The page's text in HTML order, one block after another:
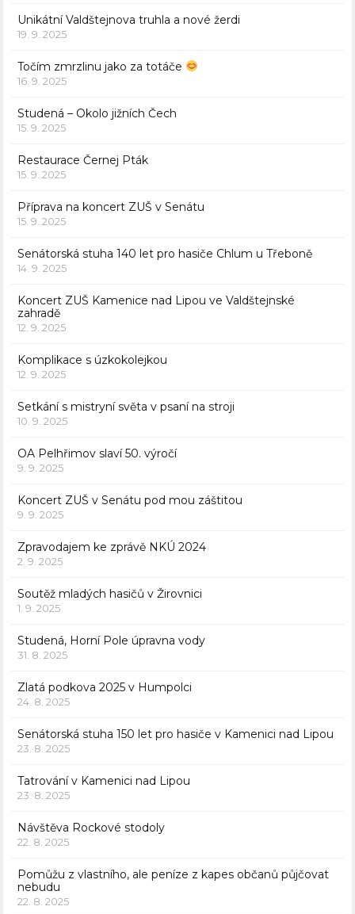
Unikátní Valdštejnova truhla a nové žerdi
19. 9. 2025
Točím zmrzlinu jako za totáče
16. 9. 2025
Studená – Okolo jižních Čech
15. 9. 2025
Restaurace Černej Pták
15. 9. 2025
Příprava na koncert ZUŠ v Senátu
15. 9. 2025
Senátorská stuha 140 let pro hasiče Chlum u Třeboně
14. 9. 2025
Koncert ZUŠ Kamenice nad Lipou ve Valdštejnské
zahradě
12. 9. 2025
Komplikace s úzkokolejkou
12. 9. 2025
Setkání s mistryní světa v psaní na stroji
10. 9. 2025
OA Pelhřimov slaví 50. výročí
9. 9. 2025
Koncert ZUŠ v Senátu pod mou záštitou
9. 9. 2025
Zpravodajem ke zprávě NKÚ 2024
2. 9. 2025
Soutěž mladých hasičů v Žirovnici
1. 9. 2025
Studená, Horní Pole úpravna vody
31. 8. 2025
Zlatá podkova 2025 v Humpolci
24. 8. 2025
Senátorská stuha 150 let pro hasiče v Kamenici nad Lipou
23. 8. 2025
Tatrování v Kamenici nad Lipou
23. 8. 2025
Návštěva Rockové stodoly
22. 8. 2025
Pomůžu z vlastního, ale peníze z kapes občanů půjčovat
nebudu
22. 8. 2025